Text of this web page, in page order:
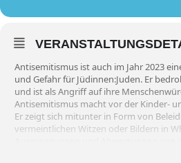
Antisemitismus ist auch im Jahr 2023
und Gefahr für Jüdinnen:Juden. Er
und ist als Angriff auf ihre
Antisemitismus macht vor der Kinder-
Er zeigt sich mitunter in Form von
vermeintlichen Witzen oder Bildern in